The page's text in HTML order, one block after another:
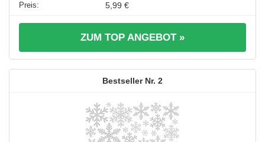
5,99 €
ZUM TOP ANGEBOT »
2